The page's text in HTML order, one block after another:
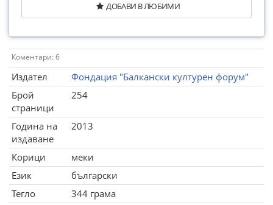
ДОБАВИ В ЛЮБИМИ
Коментари: 6
Издател
Фондация "Балкански културен форум"
Брой
страници
254
Година на
издаване
2013
Корици
меки
Език
български
Тегло
344 грама